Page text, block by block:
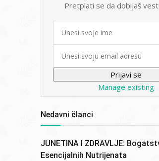
Pretplati se da dobijaš
First
Manage existing
Nedavni članci
JUNETINA I ZDRAVLJE:
Esencijalnih Nutrijenata